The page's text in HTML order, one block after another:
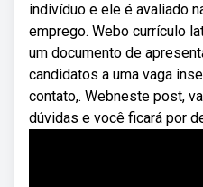
indivíduo e ele é avaliado
emprego. Webo currículo
um documento de
candidatos a uma vaga
contato,. Webneste post,
dúvidas e você ficará por